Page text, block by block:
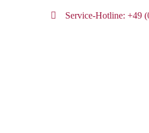
Service-Hotline: +49